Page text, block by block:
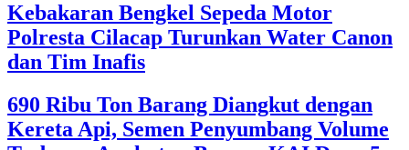
Kebakaran Bengkel Sepeda Motor
Polresta Cilacap Turunkan Water Canon
dan Tim Inafis
690 Ribu Ton Barang Diangkut dengan
Kereta Api, Semen Penyumbang Volume